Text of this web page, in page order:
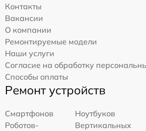
Контакты
Вакансии
О компании
Ремонтируемые модели
Наши услуги
Согласие на обработку
Способы оплаты
Ремонт устройств
Смартфонов
Ноутбуков
Роботов-
Вертикальных